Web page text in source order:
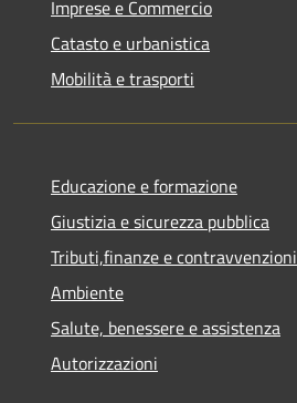
Imprese e Commercio
Catasto e urbanistica
Mobilità e trasporti
Educazione e formazione
Giustizia e sicurezza pubblica
Tributi,finanze e contravvenzioni
Ambiente
Salute, benessere e assistenza
Autorizzazioni